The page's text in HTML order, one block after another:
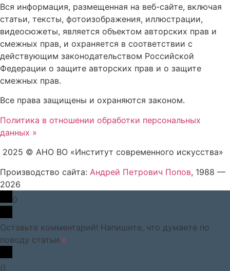
Вся информация, размещенная на веб-сайте, включая
статьи, тексты, фотоизображения, иллюстрации,
видеосюжеты, является объектом авторских прав и
смежных прав, и охраняется в соответствии с
действующим законодательством Российской
Федерации о защите авторских прав и о защите
смежных прав.
Все права защищены и охраняются законом.
Политика в отношении обработки персональных
данных »
2025 © АНО ВО «Институт современного искусства»
Производство сайта: Андрей Петрович Попов, 1988 —
2026
0
Оставьте комментарий! Напишите, что думаете по
поводу статьи.x
()